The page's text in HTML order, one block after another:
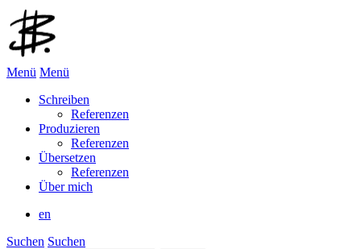
Menü Menü
Schreiben
Referenzen
Produzieren
Referenzen
Übersetzen
Referenzen
Über mich
en
Suchen Suchen